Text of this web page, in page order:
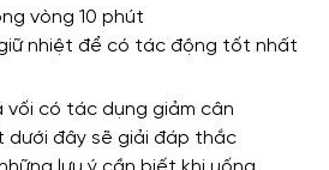
vòng 10 phút
nhiệt để có tác động tốt nhất